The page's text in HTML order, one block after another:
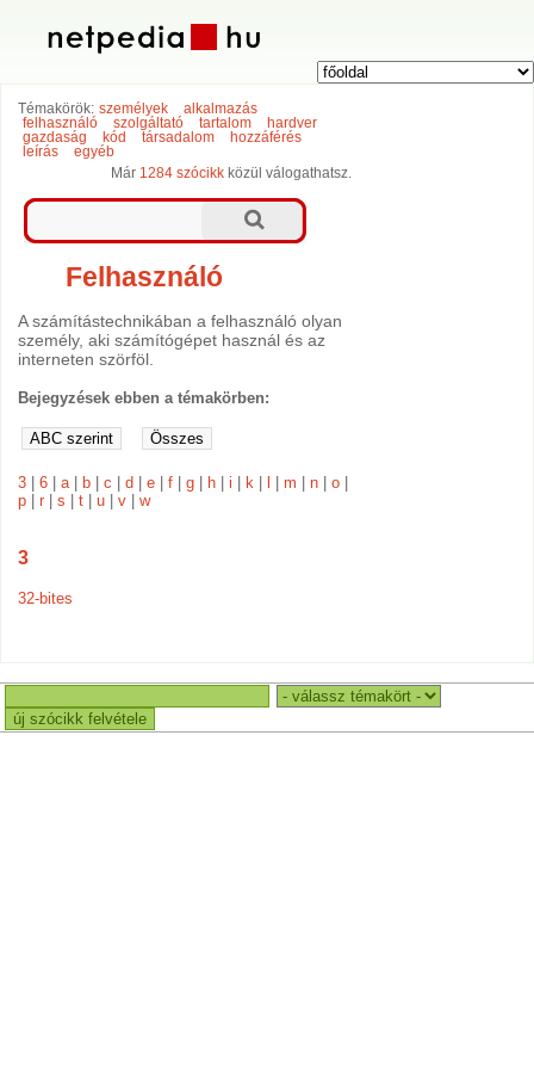
Témakörök: személyek
alkalmazás
felhasználó
szolgáltató tartalom
hardver
gazdaság
kód társadalom
hozzáférés
leírás
egyéb
Már 1284 szócikk közül válogathatsz.
Felhasználó
A számítástechnikában a felhasználó olyan
személy, aki számítógépet használ és az
interneten szörföl.
Bejegyzések ebben a témakörben:
3 |6 |a| b |c |d |e |f |g h |i k |m |n |o
p |r |s |t |u |v |w
3
32-bites